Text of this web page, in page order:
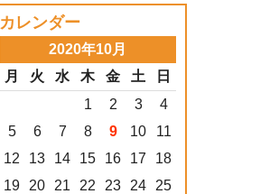
カレンダー
2020年10月
月
火 水 木 金 土 日
1 2 3
4
5
6 7 8 9 10
11
12
13 14 15 16 17
18
19
20 21 22 23 24
25